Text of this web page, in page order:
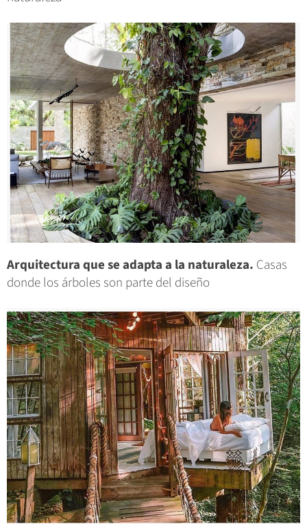
Arquitectura que se adapta a la naturaleza. Casas
donde los árboles son parte del diseño